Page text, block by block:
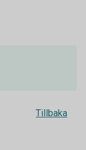
Tillbaka